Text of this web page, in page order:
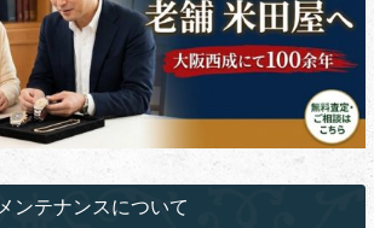
ンテナンスについて